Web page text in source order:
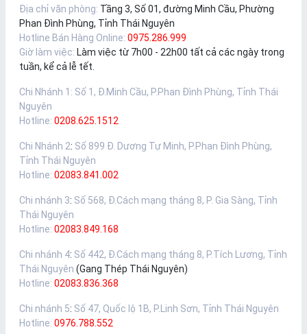
Địa chỉ văn phòng: Tầng 3, Số 01, đường Minh Cầu, Phường
Phan Đình Phùng, Tỉnh Thái Nguyên
Hotline Bán Hàng Online: 0975.286.999
Giờ làm việc: Làm việc từ 7h00 - 22h00 tất cả các ngày trong
tuần, kể cả lễ tết.
Chi Nhánh 1 : Số 1, Đ.Minh Cầu, P.Phan Đình Phùng, Tỉnh Thái
Nguyên
Hotline: 0208.625.1512
Chi Nhánh 2: Số 899 Đ. Dương Tự Minh, P.Phan Đình Phùng,
Tỉnh Thái Nguyên
Hotline: 02083.841.002
Chi nhánh 3: Số 568, Đ.Cách mạng tháng 8, P. Gia Sàng, Tỉnh
Thái Nguyên
Hotline: 02083.849.168
Chi nhánh 4: Số 442, Đ.Cách mạng tháng 8, P.Tích Lương, Tỉnh
Thái Nguyên (Gang Thép Thái Nguyên)
Hotline: 02083.836.368
Chi nhánh 5: Số 47, Quốc lộ 1B, P.Linh Sơn, Tỉnh Thái Nguyên
Hotline: 0976.788.552